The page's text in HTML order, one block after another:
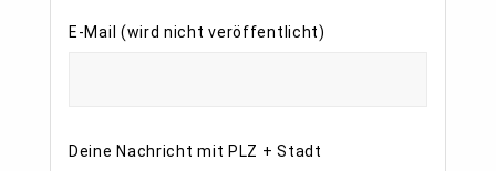
E-Mail (wird nicht veröffentlicht)
Deine Nachricht mit PLZ + Stadt